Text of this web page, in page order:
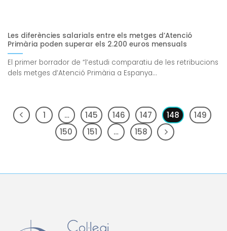
Les diferències salarials entre els metges d’Atenció
Primària poden superar els 2.200 euros mensuals
El primer borrador de “l’estudi comparatiu de les retribucions
dels metges d’Atenció Primària a Espanya...
1 … 145 146 147 148
149
150
151 … 158